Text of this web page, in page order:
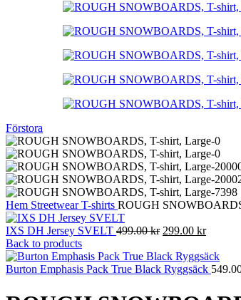
Förstora
Hem StreetwearT-shirts ROUGH
IXS DH Jersey SVELT 499.00kr Det
priset
var:
299.00 krDet
priset
är:
Back to products
Burton Emphasis Pack True Black Ryggsäck